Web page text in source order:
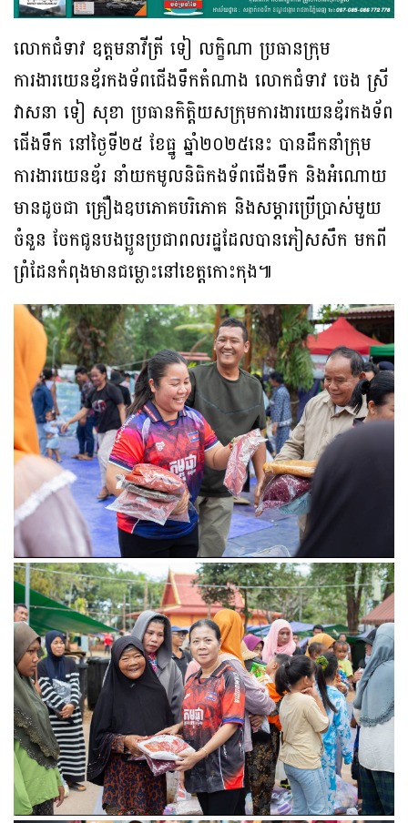
លោកជំទាវ ឧត្តមនាវីត្រី ទៀ លក្ខិណា ប្រធានក្រុម
ការងារយេនឌ័រកងទ័ពជើងទឹកតំណាង លោកជំទាវ ចេង ស្រី
វាសនា ទៀ សុខា ប្រធានកិត្តិយសក្រុមការងារយេនឌ័រកងទ័ព
ជើងទឹក នៅថ្ងៃទី២៥ ខែធ្នូ ឆ្នាំ២០២៥នេះ បានដឹកនាំក្រុម
ការងារយេនឌ័រ នាំយកមូលនិធិកងទ័ពជើងទឹក និងអំណោយ
មានដូចជា គ្រឿងឧបភោគបរិភោគ និងសម្ភារប្រើប្រាស់មួយ
ចំនួន ចែកជូនបងប្អូនប្រជាពលរដ្ឋដែលបានភៀសសឹក មកពី
ព្រំដែនកំពុងមានជម្លោះនៅខេត្តកោះកុង៕